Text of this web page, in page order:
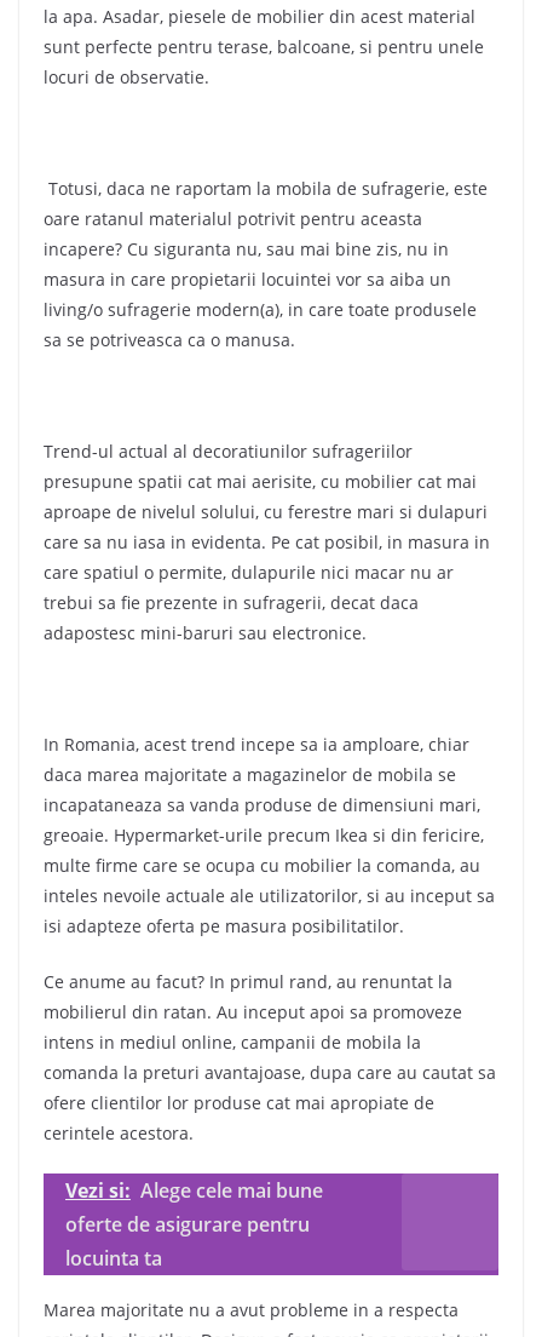
la apa. Asadar, piesele de mobilier din acest material
sunt perfecte pentru terase, balcoane, si pentru unele
locuri de observatie.
Totusi, daca ne raportam la mobila de sufragerie, este
oare ratanul materialul potrivit pentru aceasta
incapere? Cu siguranta nu, sau mai bine zis, nu in
masura in care propietarii locuintei vor sa aiba un
living/o sufragerie modern(a), in care toate produsele
sa se potriveasca ca o manusa.
Trend-ul actual al decoratiunilor sufrageriilor
presupune spatii cat mai aerisite, cu mobilier cat mai
aproape de nivelul solului, cu ferestre mari si dulapuri
care sa nu iasa in evidenta. Pe cat posibil, in masura in
care spatiul o permite, dulapurile nici macar nu ar
trebui sa fie prezente in sufragerii, decat daca
adapostesc mini-baruri sau electronice.
In Romania, acest trend incepe sa ia amploare, chiar
daca marea majoritate a magazinelor de mobila se
incapataneaza sa vanda produse de dimensiuni mari,
greoaie. Hypermarket-urile precum Ikea si din fericire,
multe firme care se ocupa cu mobilier la comanda, au
inteles nevoile actuale ale utilizatorilor, si au inceput sa
isi adapteze oferta pe masura posibilitatilor.
Ce anume au facut? In primul rand, au renuntat la
mobilierul din ratan. Au inceput apoi sa promoveze
intens in mediul online, campanii de mobila la
comanda la preturi avantajoase, dupa care au cautat sa
ofere clientilor lor produse cat mai apropiate de
cerintele acestora.
Vezi si: Alege cele mai bune
oferte de asigurare pentru
locuinta ta
Marea majoritate nu a avut probleme in a respecta